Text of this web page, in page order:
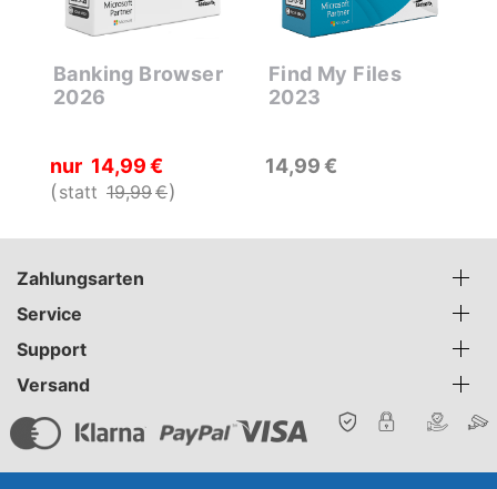
Banking Browser
2026
nur 14 99€
statt 19 99€
Find My Files
2023
14 99€
Zahlungsarten
Service
Support
Versand